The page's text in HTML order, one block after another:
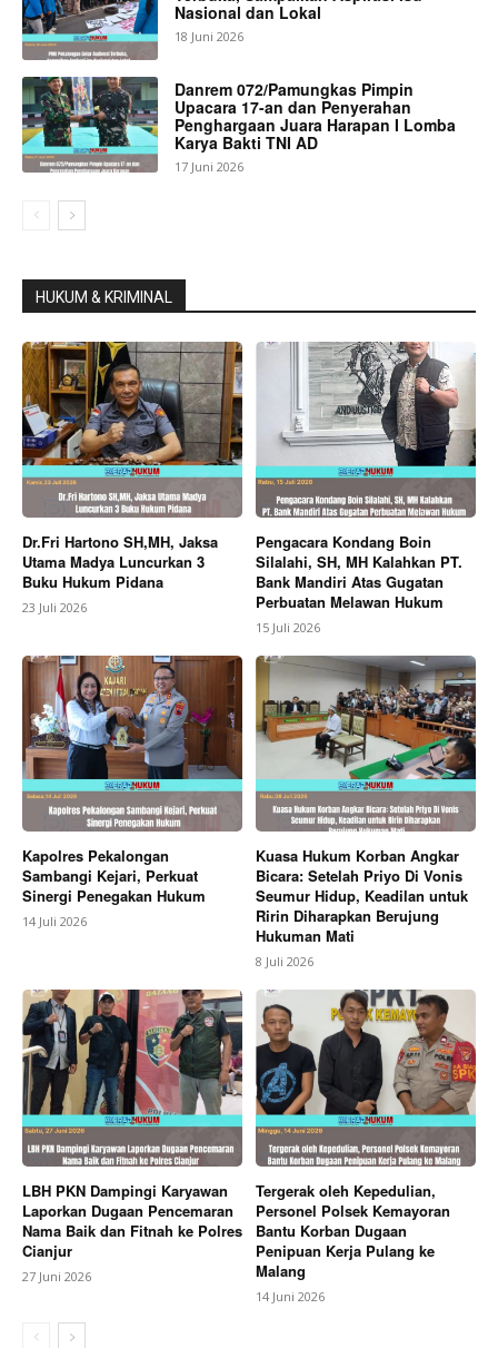
Nasional dan Lokal
18 Juni 2026
Danrem 072/Pamungkas Pimpin
Upacara 17-an dan Penyerahan
Penghargaan Juara Harapan I Lomba
Karya Bakti TNI AD
17 Juni 2026
HUKUM & KRIMINAL
Dr.Fri Hartono SH,MH, Jaksa
Utama Madya Luncurkan 3
Buku Hukum Pidana
23 Juli 2026
Pengacara Kondang Boin
Silalahi, SH, MH Kalahkan PT.
Bank Mandiri Atas Gugatan
Perbuatan Melawan Hukum
15 Juli 2026
Kapolres Pekalongan
Sambangi Kejari, Perkuat
Sinergi Penegakan Hukum
14 Juli 2026
Kuasa Hukum Korban Angkar
Bicara: Setelah Priyo Di Vonis
Seumur Hidup, Keadilan untuk
Ririn Diharapkan Berujung
Hukuman Mati
8 Juli 2026
LBH PKN Dampingi Karyawan
Laporkan Dugaan Pencemaran
Nama Baik dan Fitnah ke Polres
Cianjur
27 Juni 2026
Tergerak oleh Kepedulian,
Personel Polsek Kemayoran
Bantu Korban Dugaan
Penipuan Kerja Pulang ke
Malang
14 Juni 2026